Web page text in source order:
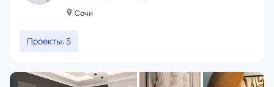
Сочи
Проекты: 5